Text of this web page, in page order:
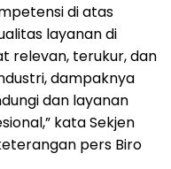
di atas
layanan di
relevan, terukur, dan
dampaknya
dan layanan
kata Sekjen
pers Biro